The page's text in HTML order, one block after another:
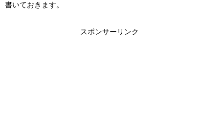
書いておきます。
スポンサーリンク